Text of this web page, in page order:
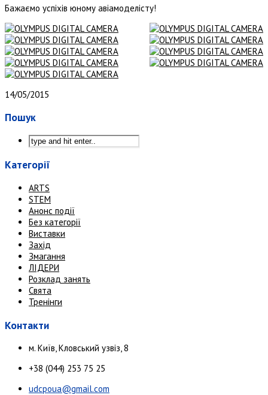
Бажаємо успіхів юному авіамоделісту!
14/05/2015
Пошук
Категорії
ARTS
STEM
Анонс події
Без категорії
Виставки
Захід
Змагання
ЛІДЕРИ
Розклад занять
Свята
Тренінги
Контакти
м. Київ, Кловський узвіз, 8
+38 (044) 253 75 25
udcpoua@gmail.com